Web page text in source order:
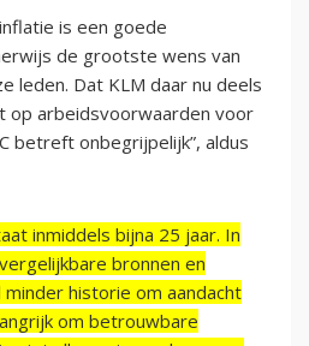
is een goede
de grootste wens van
leden. Dat KLM daar nu deels
op arbeidsvoorwaarden voor
betreft onbegrijpelijk”, aldus
inmiddels bijna 25 jaar. In
bronnen en
historie om aandacht
om betrouwbare